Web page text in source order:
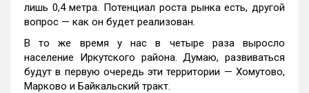
лишь 0,4 метра. Потенциал роста рынка есть, другой
вопрос — как он будет реализован.
В то же время у нас в четыре раза выросло
население Иркутского района. Думаю, развиваться
будут в первую очередь эти территории — Хомутово,
Марково и Байкальский тракт.